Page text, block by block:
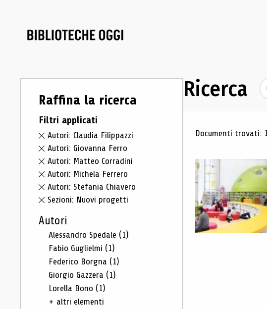
Raffina la ricerca
Filtri applicati
Autori: Claudia Filippazzi
Autori: Giovanna Ferro
Autori: Matteo Corradini
Autori: Michela Ferrero
Autori: Stefania Chiavero
Sezioni: Nuovi progetti
Autori
Alessandro Spedale (1)
Fabio Guglielmi (1)
Federico Borgna (1)
Giorgio Gazzera (1)
Lorella Bono (1)
+ altri elementi
Ricerca
Risultati
Documenti trovati: 1